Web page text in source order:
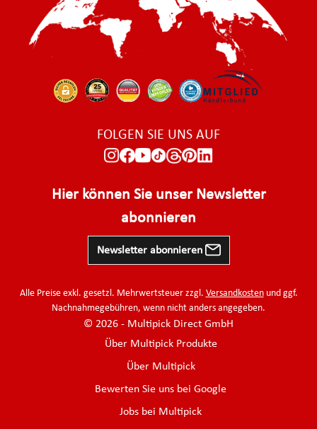
FOLGEN SIE UNS AUF
Hier können Sie unser Newsletter
abonnieren
Newsletter abonnieren
Alle Preise exkl. gesetzl. Mehrwertsteuer zzgl. Versandkostenund ggf.
Nachnahmegebühren, wenn nicht anders angegeben.
© 2026 - Multipick Direct GmbH
Über Multipick Produkte
Über Multipick
Bewerten Sie uns bei Google
Jobs bei Multipick